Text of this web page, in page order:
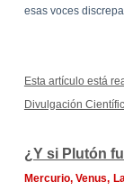
esas voces
Esta artículo está
Divulgación
¿Y si Plutón
Mercurio, Venus,